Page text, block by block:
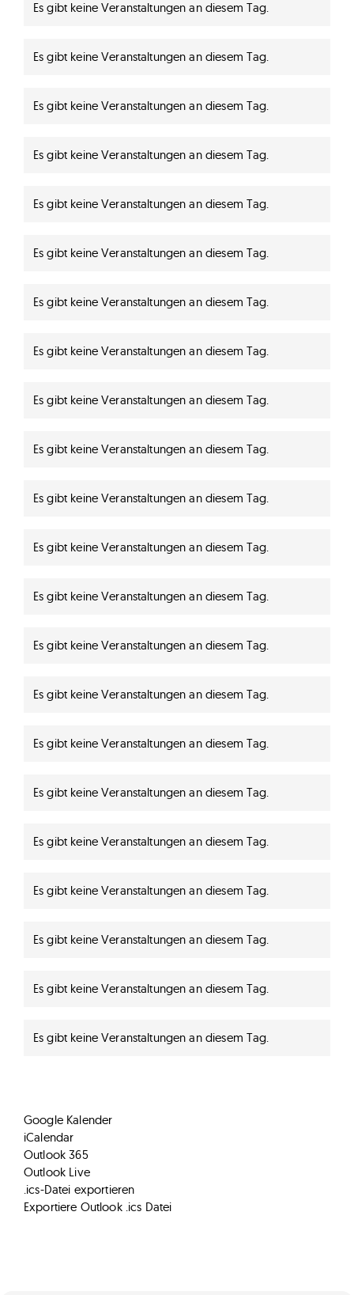
Hinweis
Es gibt keine Veranstaltungen an diesem Tag.
Hinweis
Es gibt keine Veranstaltungen an diesem Tag.
Hinweis
Es gibt keine Veranstaltungen an diesem Tag.
Hinweis
Es gibt keine Veranstaltungen an diesem Tag.
Hinweis
Es gibt keine Veranstaltungen an diesem Tag.
Hinweis
Es gibt keine Veranstaltungen an diesem Tag.
Hinweis
Es gibt keine Veranstaltungen an diesem Tag.
Hinweis
Es gibt keine Veranstaltungen an diesem Tag.
Hinweis
Es gibt keine Veranstaltungen an diesem Tag.
Hinweis
Es gibt keine Veranstaltungen an diesem Tag.
Hinweis
Es gibt keine Veranstaltungen an diesem Tag.
Hinweis
Es gibt keine Veranstaltungen an diesem Tag.
Hinweis
Es gibt keine Veranstaltungen an diesem Tag.
Hinweis
Es gibt keine Veranstaltungen an diesem Tag.
Hinweis
Es gibt keine Veranstaltungen an diesem Tag.
Hinweis
Es gibt keine Veranstaltungen an diesem Tag.
Hinweis
Es gibt keine Veranstaltungen an diesem Tag.
Hinweis
Es gibt keine Veranstaltungen an diesem Tag.
Hinweis
Es gibt keine Veranstaltungen an diesem Tag.
Hinweis
Es gibt keine Veranstaltungen an diesem Tag.
Hinweis
Es gibt keine Veranstaltungen an diesem Tag.
Hinweis
Es gibt keine Veranstaltungen an diesem Tag.
Google Kalender
iCalendar
Outlook 365
Outlook Live
.ics-Datei exportieren
Exportiere Outlook .ics Datei